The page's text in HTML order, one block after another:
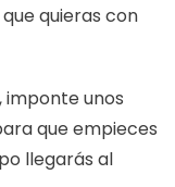
quieras con
, imponte unos
que empieces
llegarás al